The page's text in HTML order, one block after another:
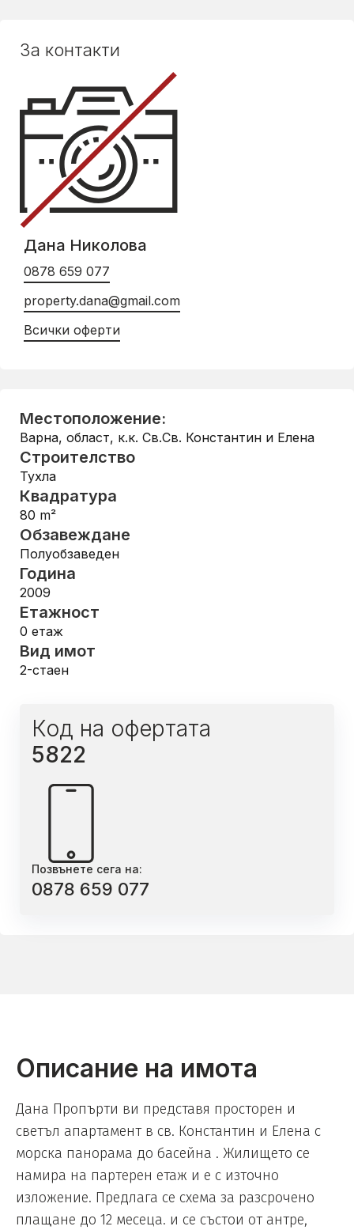
За контакти
Дана Николова
0878 659 077
property.dana@gmail.com
Всички оферти
Местоположение:
Варна, област, к.к. Св.Св. Константин и Елена
Строителство
Тухла
Квадратура
80 m²
Обзавеждане
Полуобзаведен
Година
2009
Етажност
0 етаж
Вид имот
2-стаен
Код на офертата
5822
Позвънете сега на:
0878 659 077
Описание на имота
Дана Пропърти ви представя просторен и
светъл апартамент в св. Константин и Елена с
морска панорама до басейна . Жилището се
намира на партерен етаж и е с източно
изложение. Предлага се схема за разсрочено
плащане до 12 месеца. и се състои от антре,